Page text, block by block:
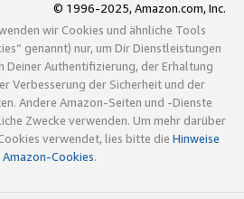
© 1996-2025, Amazon.com, Inc.
wir Cookies und ähnliche Tools
genannt) nur, um Dir Dienstleistungen
Deiner Authentifizierung, der Erhaltung
Verbesserung der Sicherheit und der
Andere Amazon-Seiten und -Dienste
Zwecke verwenden. Um mehr darüber
verwendet, lies bitte die Hinweise
Amazon-Cookies.